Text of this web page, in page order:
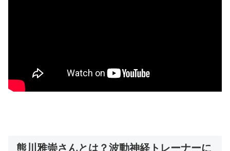
熊川雅崇さんとは？波動神経トレーナーに